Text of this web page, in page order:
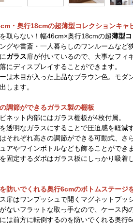
・奥行18cmの超薄型コレクションキャ
取らない！幅46cm×奥行18cmの超薄型
グや書斎・一人暮らしのワンルームなど
ガラス扉が付いているので、大事なフィ
にディスプレイすることができます。
は木目が入った上品なブラウン色。モダ
します。
調節ができるガラス製の棚板
ネット内部にはガラス棚板が4枚付属。
透明なガラスにすることで圧迫感を軽減
それぞれ高さの調節ができる可動式、さ
アやワインボトルなども飾ることができま
固定するダボはガラス板にしっかり吸着
防いでくれる奥行6cmのボトムステージ
扉はワンプッシュで開くマグネットプッ
ないフラットな取っ手なので、ケース内
は前方に転倒するのを防いでくれる奥行